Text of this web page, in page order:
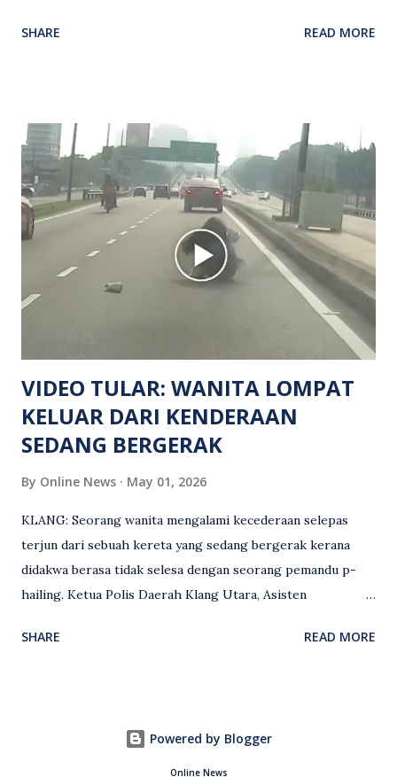
kejadian berlaku sekitar jam 11 malam dan pihak polis
hiburan di kawasan berkenaan. Seorang mangsa disahkan
meninggal dunia di lokasi kejadian akibat terkena tembakan,
manakala seorang lagi mangsa mengalami kecederaan.
Turut dipercayai terdapat seorang lagi individu cedera
namun identitinya masih belum dikenal pasti selepas dibawa
keluar dari lokasi oleh kenalannya. Polis kini sedang giat
mengesan dua suspek yang masih bebas bagi membantu
siasatan lanjut. Kes disiasat mengikut Seksyen 302 Kanun
Keseksaan kerana membunuh. Orang ramai yang mempunyai
maklumat diminta t...
SHARE READ MORE
VIDEO TULAR: WANITA LOMPAT
KELUAR DARI KENDERAAN
SEDANG BERGERAK
By Online News May 01, 2026
KLANG: Seorang wanita mengalami kecederaan selepas
terjun dari sebuah kereta yang sedang bergerak kerana
didakwa berasa tidak selesa dengan seorang pemandu p-
hailing. Ketua Polis Daerah Klang Utara, Asisten
(2 Mei), berkata pemandu berusia 47 tahun itu telah
ketika pengadu sedang membawa dua penumpang. “Tiba-
tiba, salah seorang penumpang wanita membuka pintu
SHARE READ MORE
Powered by Blogger
Online News